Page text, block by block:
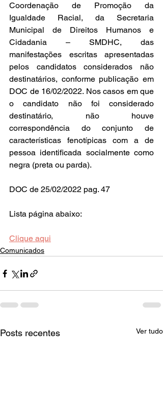
Coordenação de Promoção da
Igualdade Racial, da Secretaria
Municipal de Direitos Humanos e
Cidadania – SMDHC, das
manifestações escritas apresentadas
pelos candidatos considerados não
destinatários, conforme publicação em
DOC de 16/02/2022. Nos casos em que
o candidato não foi considerado
destinatário, não houve
correspondência do conjunto de
características fenotípicas com a de
pessoa identificada socialmente como
negra (preta ou parda).
DOC de 25/02/2022 pag. 47
Lista página abaixo:
Clique aqui
Comunicados
Posts recentes Ver tudo